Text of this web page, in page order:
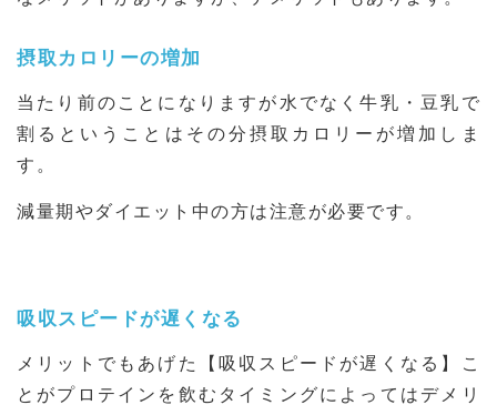
摂取カロリーの増加
当たり前のことになりますが水でなく牛乳・豆乳で
割るということはその分摂取カロリーが増加しま
す。
減量期やダイエット中の方は注意が必要です。
吸収スピードが遅くなる
メリットでもあげた【吸収スピードが遅くなる】こ
とがプロテインを飲むタイミングによってはデメリ